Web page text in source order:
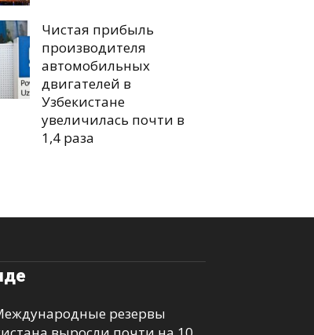
Чистая прибыль
производителя
автомобильных
двигателей в
Узбекистане
увеличилась почти в
1,4 раза
резервы